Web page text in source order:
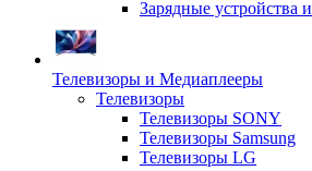
Зарядные устройства
Телевизоры и Медиаплееры
Телевизоры
Телевизоры SONY
Телевизоры Samsung
Телевизоры LG